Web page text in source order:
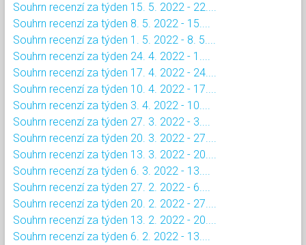
Souhrn recenzí za týden 15. 5. 2022 - 22....
Souhrn recenzí za týden 8. 5. 2022 - 15....
Souhrn recenzí za týden 1. 5. 2022 - 8. 5....
Souhrn recenzí za týden 24. 4. 2022 - 1....
Souhrn recenzí za týden 17. 4. 2022 - 24....
Souhrn recenzí za týden 10. 4. 2022 - 17....
Souhrn recenzí za týden 3. 4. 2022 - 10....
Souhrn recenzí za týden 27. 3. 2022 - 3....
Souhrn recenzí za týden 20. 3. 2022 - 27....
Souhrn recenzí za týden 13. 3. 2022 - 20....
Souhrn recenzí za týden 6. 3. 2022 - 13....
Souhrn recenzí za týden 27. 2. 2022 - 6....
Souhrn recenzí za týden 20. 2. 2022 - 27....
Souhrn recenzí za týden 13. 2. 2022 - 20....
Souhrn recenzí za týden 6. 2. 2022 - 13....